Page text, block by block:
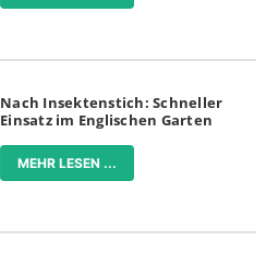
Nach Insektenstich: Schneller
Einsatz im Englischen Garten
MEHR LESEN ...